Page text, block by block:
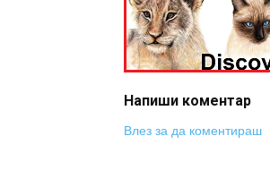
Напиши коментар
Влез за да коментираш